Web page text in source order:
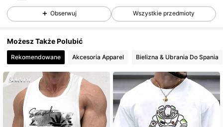
4,57 304 Obserwujący
4,57 304 Obserwujący
4,57 304 Obserwujący
4,57 304 Obserwujący
Obserwuj Wszystkie przedmioty
Możesz Także Polubić
Rekomendowane Akcesoria Apparel Bielizna & Ubrania Do Spania